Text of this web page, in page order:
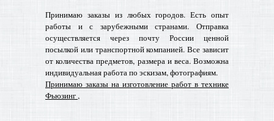
Принимаю заказы из любых городов. Есть опыт
работы и с зарубежными странами. Отправка
осуществляется через почту России ценной
посылкой или транспортной компанией. Все зависит
от количества предметов, размера и веса. Возможна
индивидуальная работа по эскизам, фотографиям.
Принимаю заказы на изготовление работ в технике
Фьюзинг ,